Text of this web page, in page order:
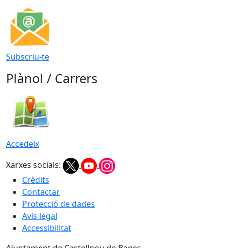
Subscriu-te
Plànol / Carrers
Accedeix
Xarxes socials:
Crèdits
Contactar
Protecció de dades
Avís legal
Accessibilitat